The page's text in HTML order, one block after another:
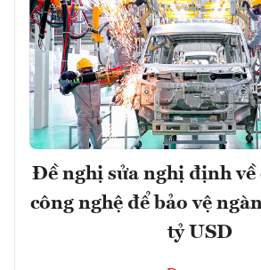
Đề nghị sửa nghị định về
công nghệ để bảo vệ
tỷ USD